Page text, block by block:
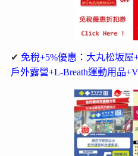
✔ 免稅+5%優惠：大丸松坂屋
戶外露營+L-Breath運動用品